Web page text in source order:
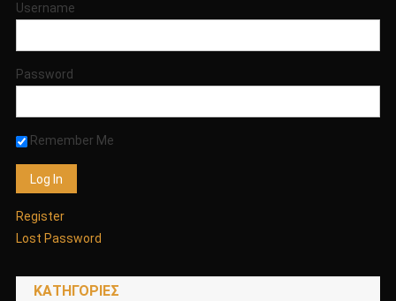
Username
Password
Remember Me
Register
Lost Password
KΑΤΗΓΟΡΊΕΣ